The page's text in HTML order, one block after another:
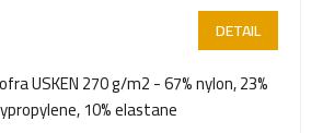
DETAIL
USKEN 270 g/m2 - 67% nylon, 23%
10% elastane